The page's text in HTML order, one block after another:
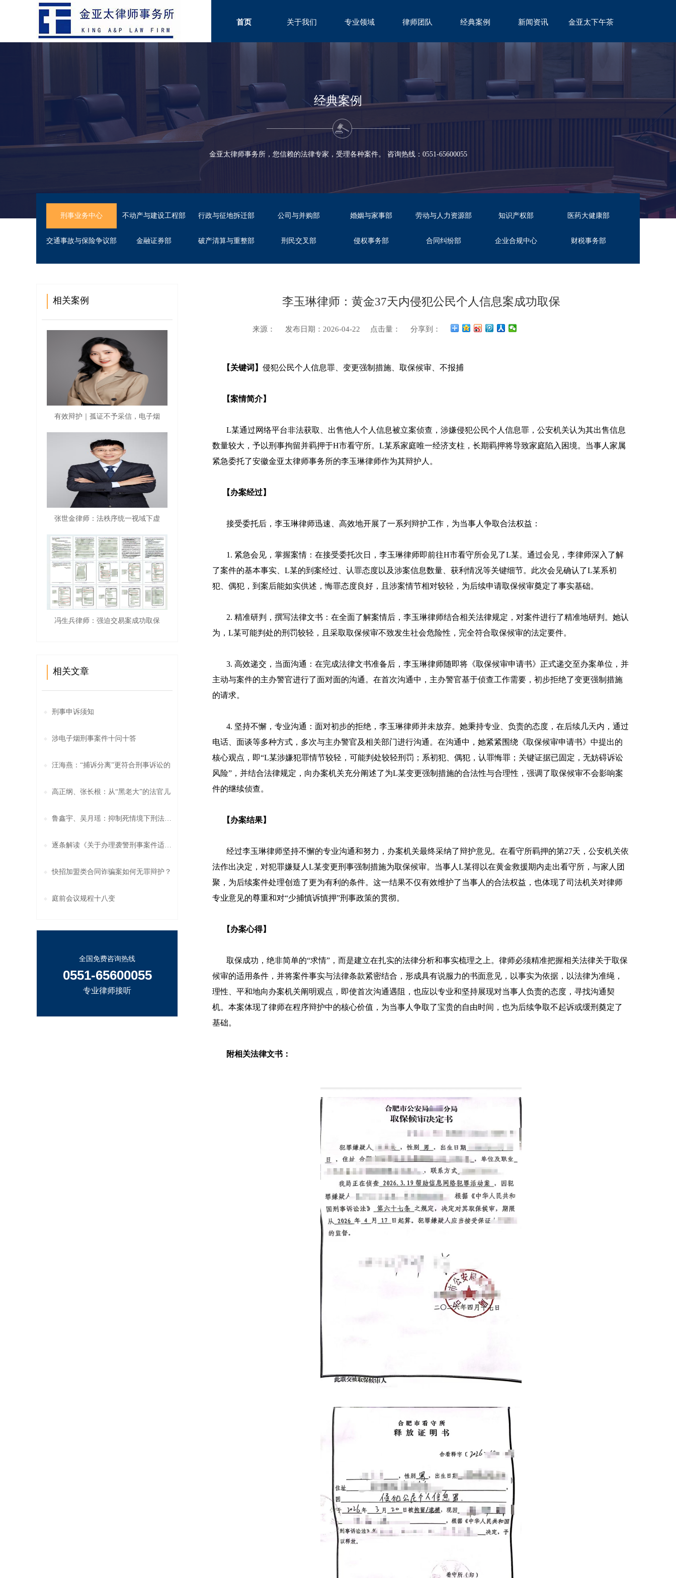
首页 关于我们
ABOUT
专业领域
FIELD
律师团队
TEAM
经典案例
CASE
新闻资讯
NEWS
金亚太下午茶
TEA
经典案例
金亚太律师事务所，您信赖的法律专家，受理各种案件。 咨询热线：0551-65600055
刑事业务中心 不动产与建设工程部 行政与征地拆迁部 公司与并购部 婚姻与家事部 劳动与人力资源部 知识产权部 医药大健康部
交通事故与保险争议部 金融证券部 破产清算与重整部 刑民交叉部 侵权事务部 合同纠纷部 企业合规中心 财税事务部
相关案例
有效辩护｜孤证不予采信，电子烟
张世金律师：法秩序统一视域下虚
冯生兵律师：强迫交易案成功取保
相关文章
刑事申诉须知
涉电子烟刑事案件十问十答
汪海燕：“捕诉分离”更符合刑事诉讼的
高正纲、张长根：从“黑老大”的法官儿
鲁鑫宇、吴月瑶：抑制死情境下刑法适用
逐条解读《关于办理袭警刑事案件适用法
快招加盟类合同诈骗案如何无罪辩护？
庭前会议规程十八变
全国免费咨询热线
0551-65600055
专业律师接听
李玉琳律师：黄金37天内侵犯公民个人信息案成功取保
来源： 发布日期：2026-04-22 点击量： 分享到：
【关键词】 侵犯公民个人信息罪、变更强制措施、取保候审、不报捕
【案情简介】
L某通过网络平台非法获取、出售他人个人信息被立案侦查，涉嫌侵犯公民个人信息罪，公安机关认为其出售信息
数量较大，予以刑事拘留并羁押于H市看守所。L某系家庭唯一经济支柱，长期羁押将导致家庭陷入困境。当事人家属
紧急委托了安徽金亚太律师事务所的李玉琳律师作为其辩护人。
【办案经过】
接受委托后，李玉琳律师迅速、高效地开展了一系列辩护工作，为当事人争取合法权益：
1. 紧急会见，掌握案情：在接受委托次日，李玉琳律师即前往H市看守所会见了L某。通过会见，李律师深入了解
了案件的基本事实、L某的到案经过、认罪态度以及涉案信息数量、获利情况等关键细节。此次会见确认了L某系初
犯、偶犯，到案后能如实供述，悔罪态度良好，且涉案情节相对较轻，为后续申请取保候审奠定了事实基础。
2. 精准研判，撰写法律文书：在全面了解案情后，李玉琳律师结合相关法律规定，对案件进行了精准地研判。她认
为，L某可能判处的刑罚较轻，且采取取保候审不致发生社会危险性，完全符合取保候审的法定要件。
3. 高效递交，当面沟通：在完成法律文书准备后，李玉琳律师随即将《取保候审申请书》正式递交至办案单位，并
主动与案件的主办警官进行了面对面的沟通。在首次沟通中，主办警官基于侦查工作需要，初步拒绝了变更强制措施
的请求。
4. 坚持不懈，专业沟通：面对初步的拒绝，李玉琳律师并未放弃。她秉持专业、负责的态度，在后续几天内，通过
电话、面谈等多种方式，多次与主办警官及相关部门进行沟通。在沟通中，她紧紧围绕《取保候审申请书》中提出的
核心观点，即“L某涉嫌犯罪情节较轻，可能判处较轻刑罚；系初犯、偶犯，认罪悔罪；关键证据已固定，无妨碍诉讼
风险”，并结合法律规定，向办案机关充分阐述了为L某变更强制措施的合法性与合理性，强调了取保候审不会影响案
件的继续侦查。
【办案结果】
经过李玉琳律师坚持不懈的专业沟通和努力，办案机关最终采纳了辩护意见。在看守所羁押的第27天，公安机关依
法作出决定，对犯罪嫌疑人L某变更刑事强制措施为取保候审。当事人L某得以在黄金救援期内走出看守所，与家人团
聚，为后续案件处理创造了更为有利的条件。这一结果不仅有效维护了当事人的合法权益，也体现了司法机关对律师
专业意见的尊重和对“少捕慎诉慎押”刑事政策的贯彻。
【办案心得】
取保成功，绝非简单的“求情”，而是建立在扎实的法律分析和事实梳理之上。律师必须精准把握相关法律关于取保
候审的适用条件，并将案件事实与法律条款紧密结合，形成具有说服力的书面意见，以事实为依据，以法律为准绳，
理性、平和地向办案机关阐明观点，即使首次沟通遇阻，也应以专业和坚持展现对当事人负责的态度，寻找沟通契
机。本案体现了律师在程序辩护中的核心价值，为当事人争取了宝贵的自由时间，也为后续争取不起诉或缓刑奠定了
基础。
附相关法律文书：